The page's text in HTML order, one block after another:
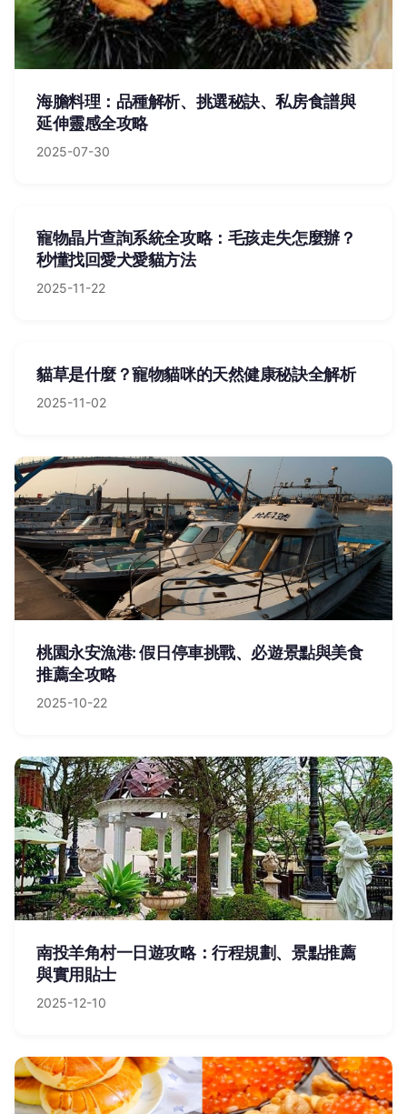
海膽料理：品種解析、挑選秘訣、私房食譜與
延伸靈感全攻略
2025-07-30
寵物晶片查詢系統全攻略：毛孩走失怎麼辦？
秒懂找回愛犬愛貓方法
2025-11-22
貓草是什麼？寵物貓咪的天然健康秘訣全解析
2025-11-02
桃園永安漁港: 假日停車挑戰、必遊景點與美食
推薦全攻略
2025-10-22
南投羊角村一日遊攻略：行程規劃、景點推薦
與實用貼士
2025-12-10